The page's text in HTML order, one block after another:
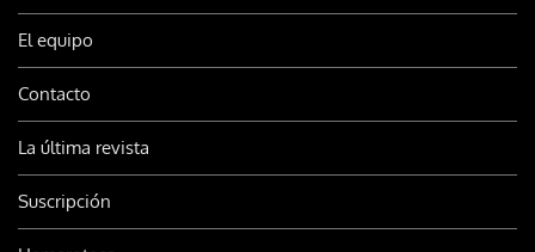
El equipo
Contacto
La última revista
Suscripción